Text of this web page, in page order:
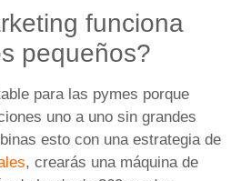
funciona
pequeños?
para las pymes porque
uno a uno sin grandes
esto con una estrategia de
, crearás una máquina de